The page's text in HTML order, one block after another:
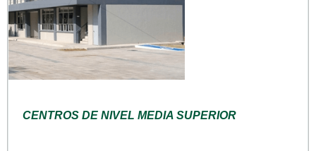
CENTROS DE NIVEL MEDIA SUPERIOR